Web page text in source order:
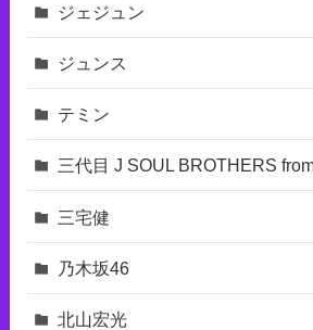
ジェジュン
ジュンス
テミン
三代目 J SOUL BROTHERS
三宅健
乃木坂46
北山宏光